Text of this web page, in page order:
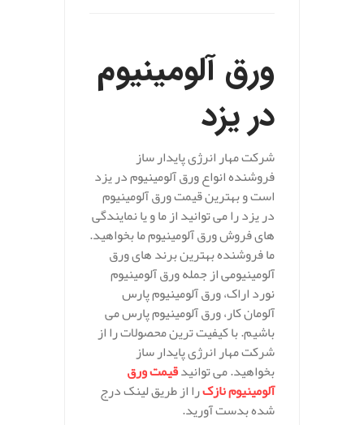
ورق آلومینیوم
در یزد
شرکت مهار انرژی پایدار ساز
فروشنده انواع ورق آلومینیوم در یزد
است و بهترین قیمت ورق آلومینیوم
در یزد را می توانید از ما و یا نمایندگی
های فروش ورق آلومینیوم ما بخواهید.
ما فروشنده بهترین برند های ورق
آلومینیومی از جمله ورق آلومینیوم
نورد اراک، ورق آلومینیوم پارس
آلومان کار، ورق آلومینیوم پارس می
باشیم. با کیفیت ترین محصولات را از
شرکت مهار انرژی پایدار ساز
بخواهید. می توانیدقیمت ورق
آلومینیوم نازکرا از طریق لینک درج
شده بدست آورید.